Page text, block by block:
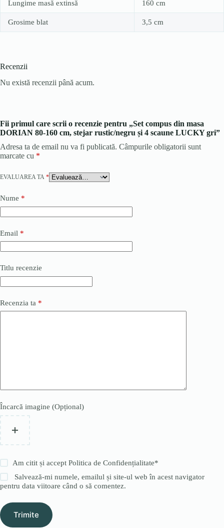
Lungime masă extinsă 160 cm
Grosime blat 3,5 cm
Recenzii
Nu există recenzii până acum.
Fii primul care scrii o recenzie pentru „Set compus din masa
DORIAN 80-160 cm, stejar rustic/negru și 4 scaune LUCKY gri”
Adresa ta de email nu va fi publicată. Câmpurile obligatorii sunt
marcate cu *
EVALUAREA TA *
Nume *
Email *
Titlu recenzie
Recenzia ta *
Încarcă imagine (Opțional)
Am citit și acceptPolitica de Confidențialitate*
Salvează-mi numele, emailul și site-ul web în acest navigator
pentru data viitoare când o să comentez.
Trimite